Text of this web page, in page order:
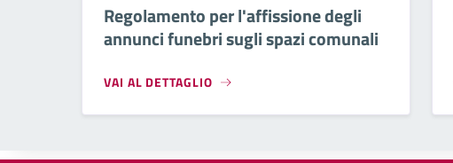
Regolamento per l'affissione degli
annunci funebri sugli spazi comunali
VAI AL DETTAGLIO